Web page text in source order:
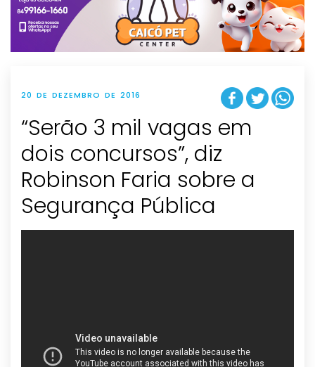
t
i
o
n
20 DE DEZEMBRO DE 2016
“Serão 3 mil vagas em
dois concursos”, diz
Robinson Faria sobre a
Segurança Pública